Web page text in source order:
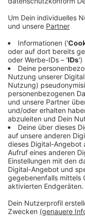
den Mann 2017
Diebstahls zu 15
Jahren 2003,
Da kamen weitere
ging um weitere
ohne
war der
Altenessen
belästigte. Die
und brachten ihn
Gefängnis.
Veröffentlicht:
Anzeige